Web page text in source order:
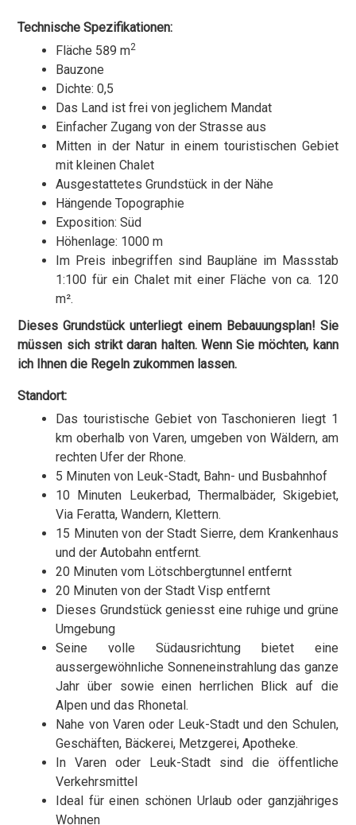
Technische Spezifikationen:
Fläche 589 m2
Bauzone
Dichte: 0,5
Das Land ist frei von jeglichem Mandat
Einfacher Zugang von der Strasse aus
Mitten in der Natur in einem touristischen Gebiet
mit kleinen Chalet
Ausgestattetes Grundstück in der Nähe
Hängende Topographie
Exposition: Süd
Höhenlage: 1000 m
Im Preis inbegriffen sind Baupläne im Massstab
1:100 für ein Chalet mit einer Fläche von ca. 120
m².
Dieses Grundstück unterliegt einem Bebauungsplan! Sie
müssen sich strikt daran halten. Wenn Sie möchten, kann
ich Ihnen die Regeln zukommen lassen.
Standort:
Das touristische Gebiet von Taschonieren liegt 1
km oberhalb von Varen, umgeben von Wäldern, am
rechten Ufer der Rhone.
5 Minuten von Leuk-Stadt, Bahn- und Busbahnhof
10 Minuten Leukerbad, Thermalbäder, Skigebiet,
Via Feratta, Wandern, Klettern.
15 Minuten von der Stadt Sierre, dem Krankenhaus
und der Autobahn entfernt.
20 Minuten vom Lötschbergtunnel entfernt
20 Minuten von der Stadt Visp entfernt
Dieses Grundstück geniesst eine ruhige und grüne
Umgebung
Seine volle Südausrichtung bietet eine
aussergewöhnliche Sonneneinstrahlung das ganze
Jahr über sowie einen herrlichen Blick auf die
Alpen und das Rhonetal.
Nahe von Varen oder Leuk-Stadt und den Schulen,
Geschäften, Bäckerei, Metzgerei, Apotheke.
In Varen oder Leuk-Stadt sind die öffentliche
Verkehrsmittel
Ideal für einen schönen Urlaub oder ganzjähriges
Wohnen